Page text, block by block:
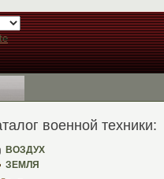
военной техники:
ВОЗДУХ
ЗЕМЛЯ